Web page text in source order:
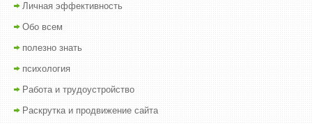
Личная эффективность
Обо всем
полезно знать
психология
Работа и трудоустройство
Раскрутка и продвижение сайта